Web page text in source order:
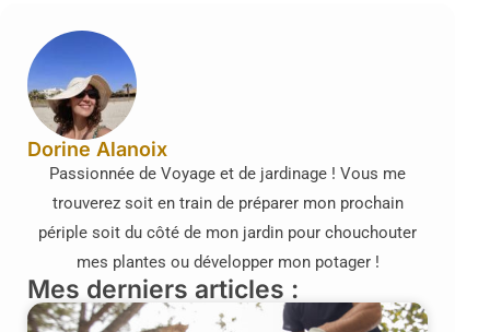
Dorine Alanoix
Passionnée de Voyage et de jardinage ! Vous me
trouverez soit en train de préparer mon prochain
périple soit du côté de mon jardin pour chouchouter
mes plantes ou développer mon potager !
Mes derniers articles :